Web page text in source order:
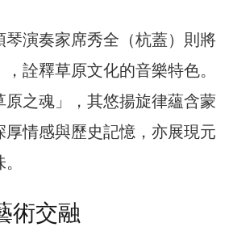
琴演奏家席秀全（杭蓋）則將
詮釋草原文化的音樂特色。
之魂」，其悠揚旋律蘊含蒙
情感與歷史記憶，亦展現元
術交融